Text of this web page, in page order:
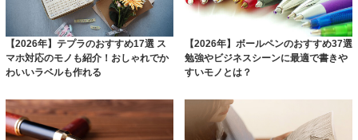
【2026年】テプラのおすすめ17選 ス
マホ対応のモノも紹介！おしゃれでか
わいいラベルも作れる
【2026年】ボールペンのおすすめ37選
勉強やビジネスシーンに最適で書きや
すいモノとは？